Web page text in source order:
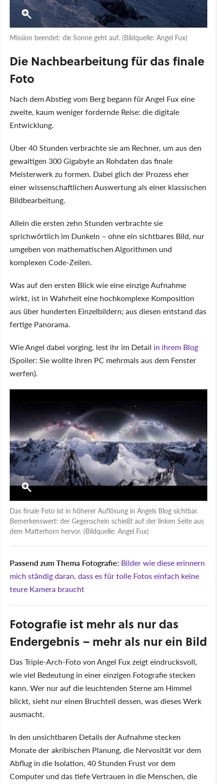
Mission beendet: die Sonne geht auf. (Bildquelle: Angel Fux)
Die Nachbearbeitung für das finale
Foto
Nach dem Abstieg vom Berg begann für Angel Fux eine
zweite, kaum weniger fordernde Reise: die digitale
Entwicklung.
Über 40 Stunden verbrachte sie am Rechner, um aus den
gewaltigen 300 Gigabyte an Rohdaten das finale
Meisterwerk zu formen. Dabei glich der Prozess eher
einer wissenschaftlichen Auswertung als einer klassischen
Bildbearbeitung.
Allein die ersten zehn Stunden verbrachte sie
sprichwörtlich im Dunkeln – ohne ein sichtbares Bild, nur
umgeben von mathematischen Algorithmen und
komplexen Code-Zeilen.
Was auf den ersten Blick wie eine einzige Aufnahme
wirkt, ist in Wahrheit eine hochkomplexe Komposition
aus über hunderten Einzelbildern; aus diesen entstand das
fertige Panorama.
Wie Angel dabei vorging, lest ihr im Detail in ihrem Blog
(Spoiler: Sie wollte ihren PC mehrmals aus dem Fenster
werfen).
Das finale Foto ist in höherer Auflösung in Angels Blog sichtbar.
Bemerkenswert: der Gegenschein schießt auf der linken Seite aus
dem Matterhorn hervor. (Bildquelle: Angel Fux)
Passend zum Thema Fotografie: Bilder wie diese erinnern
mich ständig daran, dass es für tolle Fotos einfach keine
teure Kamera braucht
Fotografie ist mehr als nur das
Endergebnis – mehr als nur ein Bild
Das Triple-Arch-Foto von Angel Fux zeigt eindrucksvoll,
wie viel Bedeutung in einer einzigen Fotografie stecken
kann. Wer nur auf die leuchtenden Sterne am Himmel
blickt, sieht nur einen Bruchteil dessen, was dieses Werk
ausmacht.
In den unsichtbaren Details der Aufnahme stecken
Monate der akribischen Planung, die Nervosität vor dem
Abflug in die Isolation, 40 Stunden Frust vor dem
Computer und das tiefe Vertrauen in die Menschen, die